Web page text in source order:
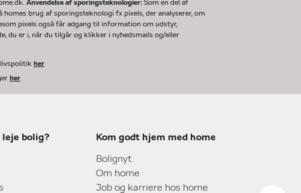
Anvendelse af sporingsteknologier:Som en del af
brug af sporingsteknologi fx pixels, der analyserer, om
pixels også får adgang til information om udstyr,
du er i, når du tilgår og klikker i nyhedsmails og/eller
her
her
leje bolig? Kom godt hjem med home
Bolignyt
Om home
Job og karriere hos home